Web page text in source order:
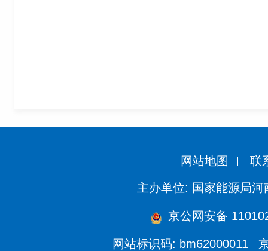
网站地图 联
主办单位: 国家能源局河
京公网安备
网站标识码: bm62000011